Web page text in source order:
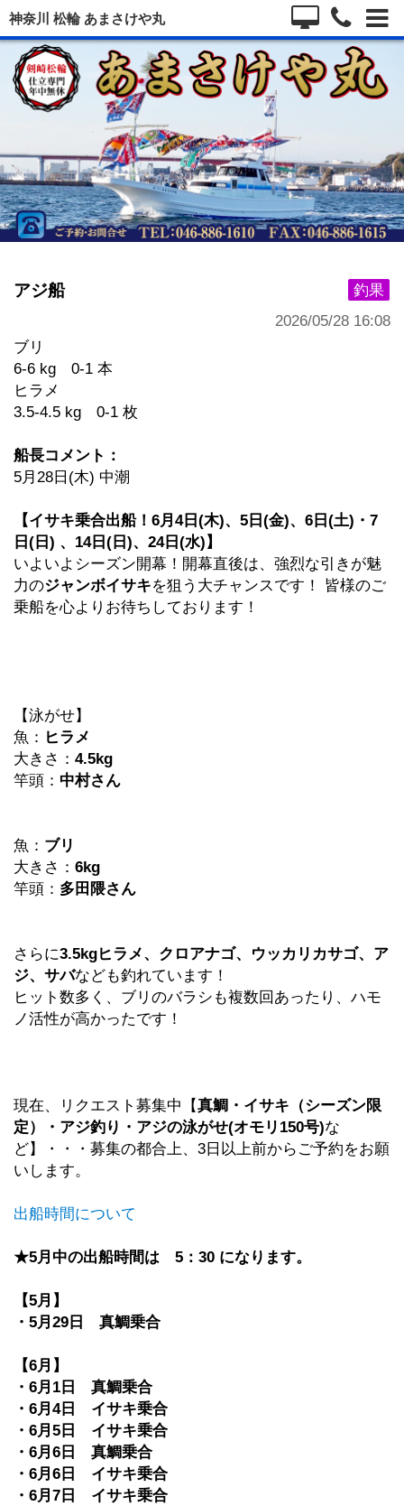
神奈川 松輪 あまさけや丸
釣果
アジ船
2026/05/28 16:08
ブリ
6-6 kg 0-1 本
ヒラメ
3.5-4.5 kg 0-1 枚
船長コメント：
5月28日(木) 中潮
【イサキ乗合出船！6月4日(木)、5日(金)、6日(土)・7
日(日) 、14日(日)、24日(水)】
いよいよシーズン開幕！開幕直後は、強烈な引きが魅
力のジャンボイサキを狙う大チャンスです！ 皆様のご
乗船を心よりお待ちしております！
【泳がせ】
魚： ヒラメ
大きさ： 4.5kg
竿頭： 中村さん
魚： ブリ
大きさ： 6kg
竿頭： 多田隈さん
さらに3.5kgヒラメ、クロアナゴ、ウッカリカサゴ、ア
ジ、サバなども釣れています！
ヒット数多く、ブリのバラシも複数回あったり、ハモ
ノ活性が高かったです！
現在、リクエスト募集中【真鯛・イサキ（シーズン限
定）・アジ釣り・アジの泳がせ(オモリ150号)な
ど】・・・募集の都合上、3日以上前からご予約をお願
いします。
出船時間について
★5月中の出船時間は 5：30 になります。
【5月】
・5月29日 真鯛乗合
【6月】
・6月1日 真鯛乗合
・6月4日 イサキ乗合
・6月5日 イサキ乗合
・6月6日 真鯛乗合
・6月6日 イサキ乗合
・6月7日 イサキ乗合